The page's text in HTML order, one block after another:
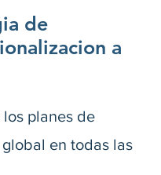
de
a
planes de
en todas las